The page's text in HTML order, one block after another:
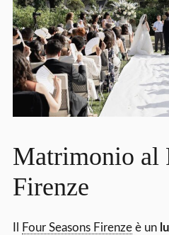
Matrimonio al
Firenze
Four Seasons Firenzeè un